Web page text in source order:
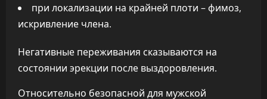
при локализации на крайней плоти – фимоз,
искривление члена.
Негативные переживания сказываются на
состоянии эрекции после выздоровления.
Относительно безопасной для мужской